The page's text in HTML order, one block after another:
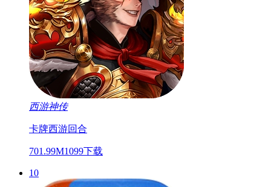
西游神传
卡牌西游回合
701.99M1099下载
10